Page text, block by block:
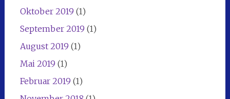
Oktober 2019 (1)
September 2019 (1)
August 2019 (1)
Mai 2019 (1)
Februar 2019 (1)